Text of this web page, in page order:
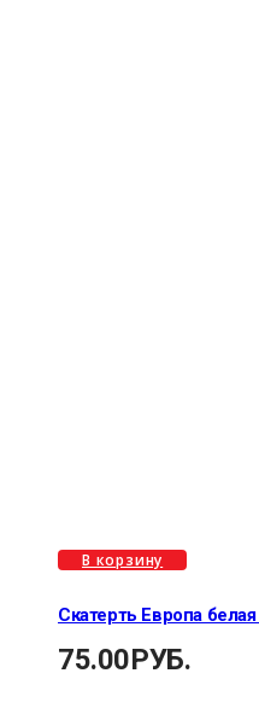
В корзину
Скатерть Европа
75.00РУБ.